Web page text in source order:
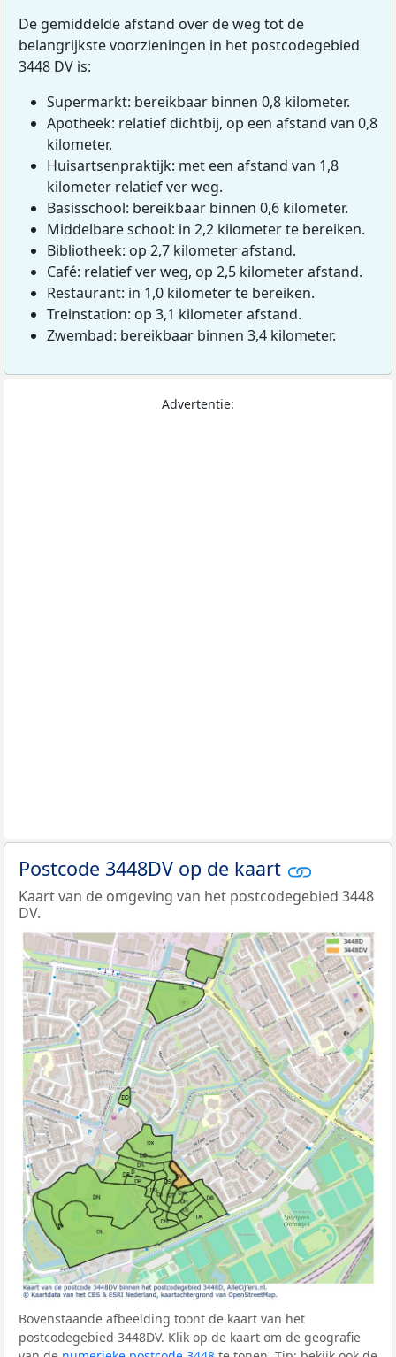
De gemiddelde afstand over de weg tot de
belangrijkste voorzieningen in het postcodegebied
3448 DV is:
Supermarkt: bereikbaar binnen 0,8 kilometer.
Apotheek: relatief dichtbij, op een afstand van 0,8
kilometer.
Huisartsenpraktijk: met een afstand van 1,8
kilometer relatief ver weg.
Basisschool: bereikbaar binnen 0,6 kilometer.
Middelbare school: in 2,2 kilometer te bereiken.
Bibliotheek: op 2,7 kilometer afstand.
Café: relatief ver weg, op 2,5 kilometer afstand.
Restaurant: in 1,0 kilometer te bereiken.
Treinstation: op 3,1 kilometer afstand.
Zwembad: bereikbaar binnen 3,4 kilometer.
Advertentie:
Postcode 3448DV op de kaart
Kaart van de omgeving van het postcodegebied 3448
DV.
Bovenstaande afbeelding toont de kaart van het
postcodegebied 3448DV. Klik op de kaart om de geografie